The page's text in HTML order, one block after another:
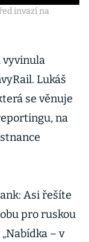
invazí na
vyvinula
Lukáš
se věnuje
na
Asi řešíte
pro ruskou
– v